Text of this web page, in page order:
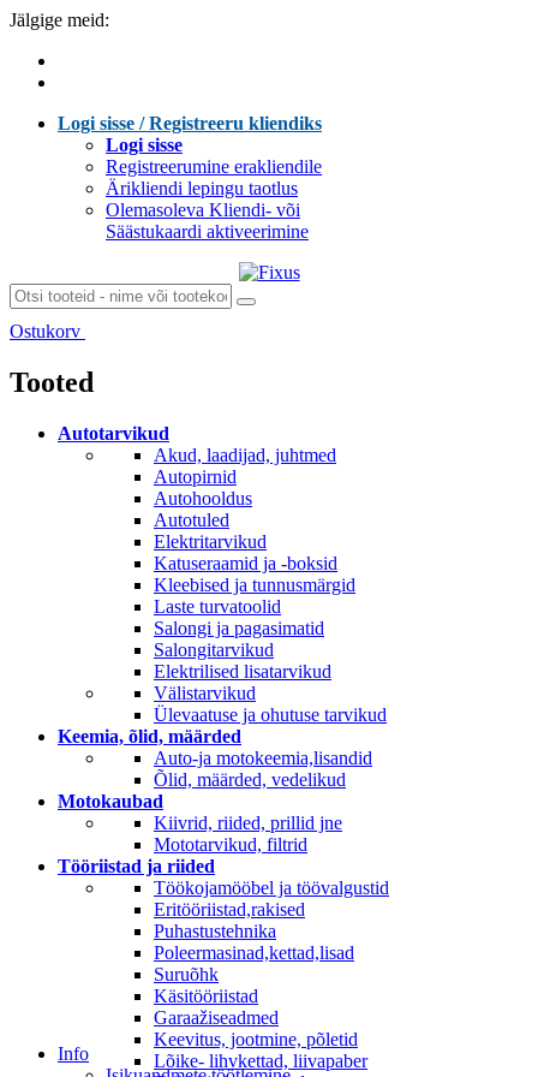
Jälgige meid:
Logi sisse / Registreeru kliendiks
Logi sisse
Registreerumine erakliendile
Ärikliendi lepingu taotlus
Olemasoleva Kliendi- või
Säästukaardi aktiveerimine
Ostukorv
Tooted
Autotarvikud
Akud, laadijad, juhtmed
Autopirnid
Autohooldus
Autotuled
Elektritarvikud
Katuseraamid ja -boksid
Kleebised ja tunnusmärgid
Laste turvatoolid
Salongi ja pagasimatid
Salongitarvikud
Elektrilised lisatarvikud
Välistarvikud
Ülevaatuse ja ohutuse tarvikud
Keemia, õlid, määrded
Auto-ja motokeemia,lisandid
Õlid, määrded, vedelikud
Motokaubad
Kiivrid, riided, prillid jne
Mototarvikud, filtrid
Tööriistad ja riided
Töökojamööbel ja töövalgustid
Eritööriistad,rakised
Puhastustehnika
Poleermasinad,kettad,lisad
Suruõhk
Käsitööriistad
Garaažiseadmed
Keevitus, jootmine, põletid
Lõike- lihvkettad, liivapaber
Info